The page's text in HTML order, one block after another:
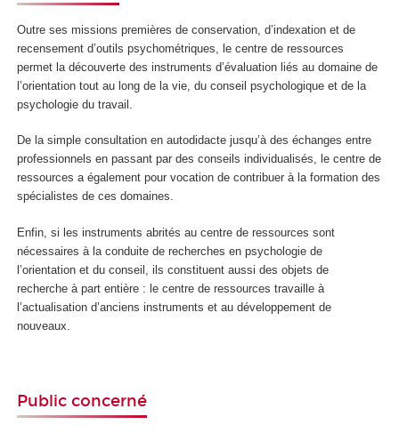
Outre ses missions premières de conservation, d’indexation et de
recensement d’outils psychométriques, le centre de ressources
permet la découverte des instruments d’évaluation liés au domaine de
l’orientation tout au long de la vie, du conseil psychologique et de la
psychologie du travail.
De la simple consultation en autodidacte jusqu’à des échanges entre
professionnels en passant par des conseils individualisés, le centre de
ressources a également pour vocation de contribuer à la formation des
spécialistes de ces domaines.
Enfin, si les instruments abrités au centre de ressources sont
nécessaires à la conduite de recherches en psychologie de
l’orientation et du conseil, ils constituent aussi des objets de
recherche à part entière : le centre de ressources travaille à
l’actualisation d’anciens instruments et au développement de
nouveaux.
Public concerné